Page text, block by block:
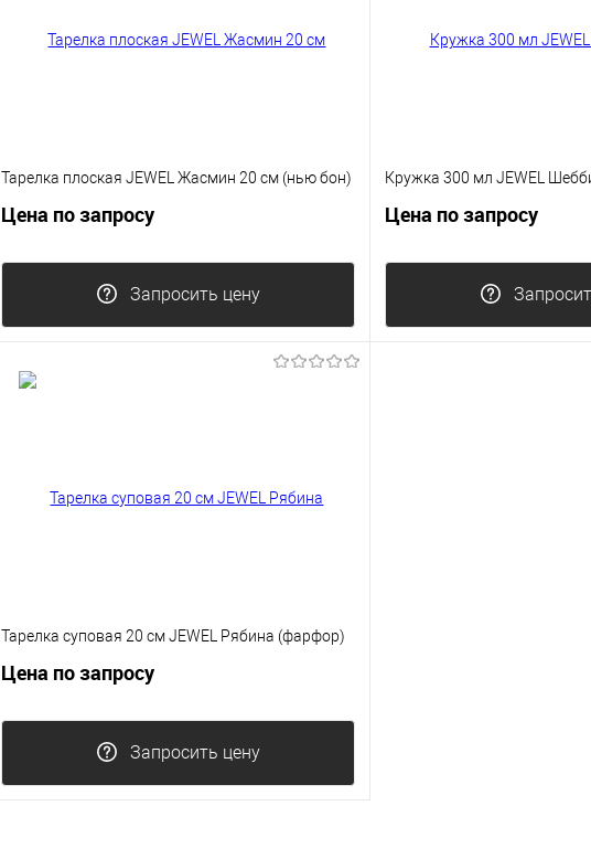
Тарелка плоская JEWEL Жасмин 20 см (нью бон)
Цена по запросу
Запросить цену
Кружка 300 мл JEWEL
Цена по запросу
Тарелка суповая 20 см JEWEL Рябина (фарфор)
Цена по запросу
Запросить цену